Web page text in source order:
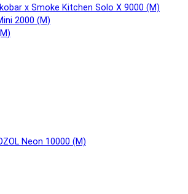
x Smoke Kitchen Solo X 9000 (М)
2000 (М)
Neon 10000 (М)